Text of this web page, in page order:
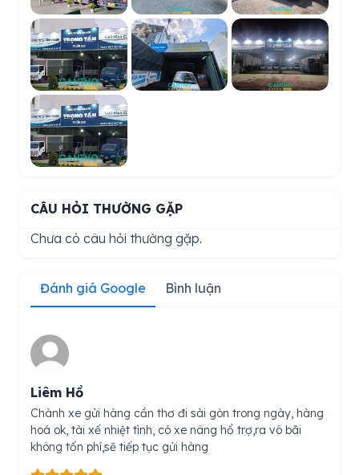
CÂU HỎI THƯỜNG GẶP
Chưa có câu hỏi thường gặp.
Đánh giá Google Bình luận
Liêm Hồ
Chành xe gửi hàng cần thơ đi sài gòn trong ngày, hàng
hoá ok, tài xế nhiệt tình, có xe nâng hổ trợ,ra vô bãi
không tốn phí,sẽ tiếp tục gửi hàng